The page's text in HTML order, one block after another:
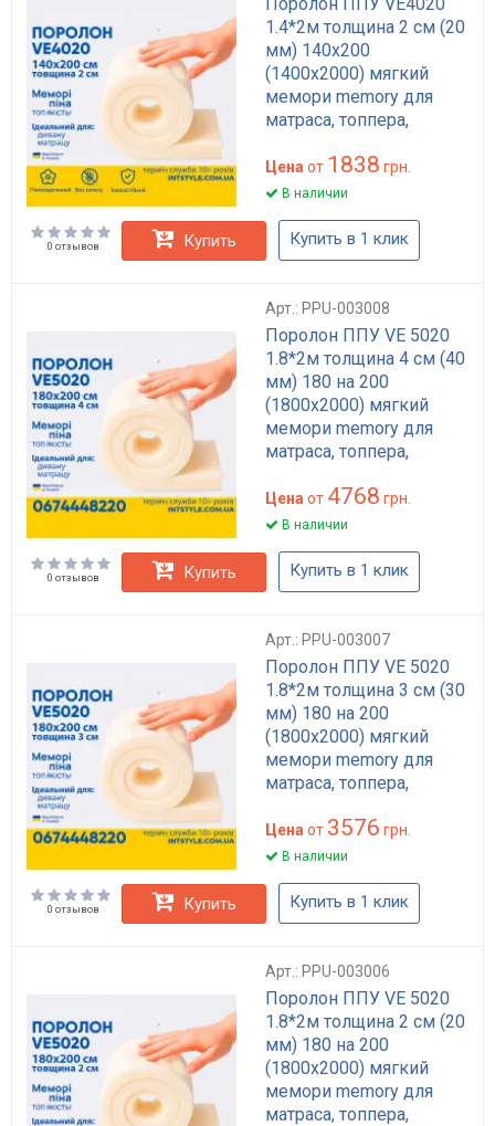
1.4*2м толщина 2 см (20
мм) 140х200
(1400х2000) мягкий
мемори memory для
матраса, топпера,
Цена от 1838 грн.
В наличии
0 отзывов Купить Купить в 1 клик
Арт.: PPU-003008
Поролон ППУ VE 5020
1.8*2м толщина 4 см (40
мм) 180 на 200
(1800х2000) мягкий
мемори memory для
матраса, топпера,
Цена от 4768 грн.
В наличии
0 отзывов Купить Купить в 1 клик
Арт.: PPU-003007
Поролон ППУ VE 5020
1.8*2м толщина 3 см (30
мм) 180 на 200
(1800х2000) мягкий
мемори memory для
матраса, топпера,
Цена от 3576 грн.
В наличии
0 отзывов Купить Купить в 1 клик
Арт.: PPU-003006
Поролон ППУ VE 5020
1.8*2м толщина 2 см (20
мм) 180 на 200
(1800х2000) мягкий
мемори memory для
матраса, топпера,